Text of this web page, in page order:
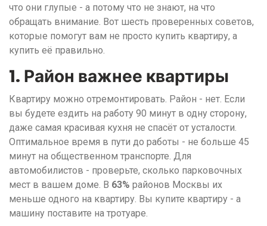
что они глупые - а потому что не знают, на что
обращать внимание. Вот шесть проверенных советов,
которые помогут вам не просто купить квартиру, а
купить её правильно.
1. Район важнее квартиры
Квартиру можно отремонтировать. Район - нет. Если
вы будете ездить на работу 90 минут в одну сторону,
даже самая красивая кухня не спасёт от усталости.
Оптимальное время в пути до работы - не больше 45
минут на общественном транспорте. Для
автомобилистов - проверьте, сколько парковочных
мест в вашем доме. В 63% районов Москвы их
меньше одного на квартиру. Вы купите квартиру - а
машину поставите на тротуаре.